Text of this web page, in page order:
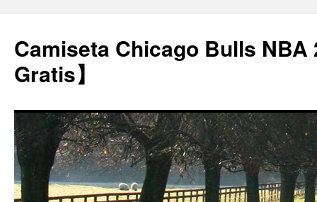
Camiseta Chicago Bulls NBA
Gratis】